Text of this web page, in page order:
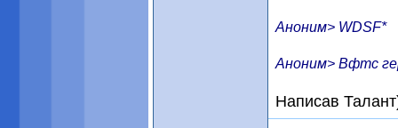
Аноним> WDSF*
Аноним> Вфтс
Написав